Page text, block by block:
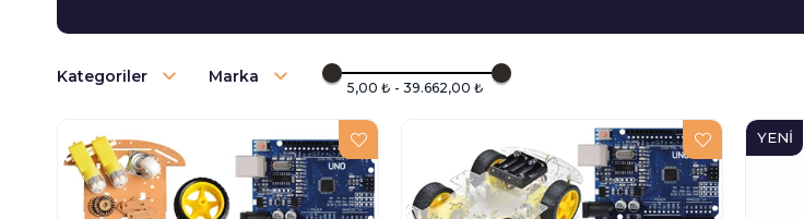
Kategoriler Marka
5,00 ₺ - 39.662,00 ₺
YENI